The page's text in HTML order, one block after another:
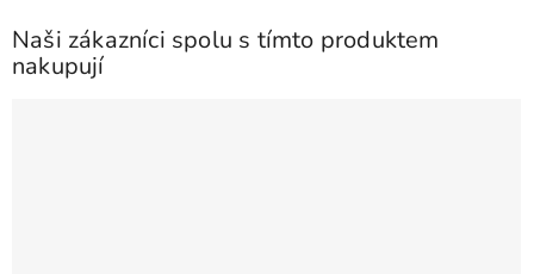
Naši zákazníci spolu s tímto produktem
nakupují